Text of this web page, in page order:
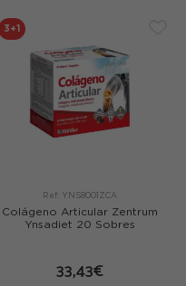
3+1
Ref: YNS8001ZCA
Colágeno Articular Zentrum
Ynsadiet 20 Sobres
33,43€